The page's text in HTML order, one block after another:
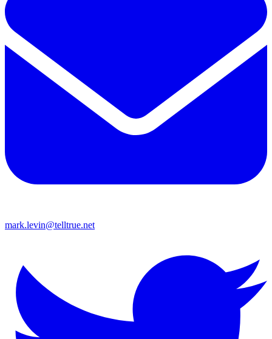
mark.levin@telltrue.net